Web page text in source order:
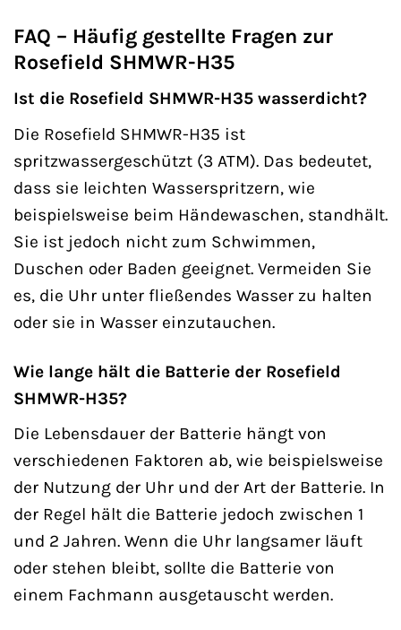
FAQ – Häufig gestellte Fragen zur
Rosefield SHMWR-H35
Ist die Rosefield SHMWR-H35 wasserdicht?
Die Rosefield SHMWR-H35 ist
spritzwassergeschützt (3 ATM). Das bedeutet,
dass sie leichten Wasserspritzern, wie
beispielsweise beim Händewaschen, standhält.
Sie ist jedoch nicht zum Schwimmen,
Duschen oder Baden geeignet. Vermeiden Sie
es, die Uhr unter fließendes Wasser zu halten
oder sie in Wasser einzutauchen.
Wie lange hält die Batterie der Rosefield
SHMWR-H35?
Die Lebensdauer der Batterie hängt von
verschiedenen Faktoren ab, wie beispielsweise
der Nutzung der Uhr und der Art der Batterie. In
der Regel hält die Batterie jedoch zwischen 1
und 2 Jahren. Wenn die Uhr langsamer läuft
oder stehen bleibt, sollte die Batterie von
einem Fachmann ausgetauscht werden.